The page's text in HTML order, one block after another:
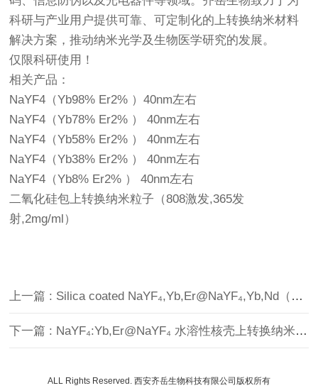
科研与产业用户提供可靠、可定制化的上转换纳米材料
解决方案，推动纳米光学及生物医学研究的发展。
仅限科研使用！
相关产品：
NaYF4（Yb98% Er2% ）40nm左右
NaYF4（Yb78% Er2% ） 40nm左右
NaYF4（Yb58% Er2% ） 40nm左右
NaYF4（Yb38% Er2% ） 40nm左右
NaYF4（Yb8% Er2% ） 40nm左右
二氧化硅包上转换纳米粒子（808激发,365发
射,2mg/ml）
上一篇 : Silica coated NaYF₄,Yb,Er@NaYF₄,Yb,Nd（808 nm激发，绿光）纳米微球（50±10 nm，2 mg/mL，水溶，表面–OH）
下一篇 : NaYF₄:Yb,Er@NaYF₄ 水溶性核壳上转换纳米粒（980 nm激发，绿光发射，PAA表面修饰）
ALL Rights Reserved. 西安齐岳生物科技有限公司版权所有